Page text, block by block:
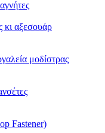
κι αξεσουάρ
μοδίστρας
Fastener)